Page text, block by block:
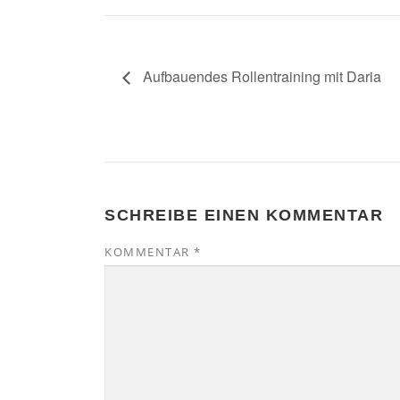
Aufbauendes Rollentraining mit Daria
SCHREIBE EINEN KOMMENTAR
KOMMENTAR *